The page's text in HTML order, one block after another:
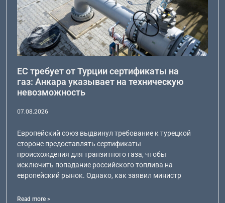
ЕС требует от Турции сертификаты на
газ: Анкара указывает на техническую
невозможность
07.08.2026
Европейский союз выдвинул требование к турецкой
стороне предоставлять сертификаты
происхождения для транзитного газа, чтобы
исключить попадание российского топлива на
европейский рынок. Однако, как заявил министр
Read more >